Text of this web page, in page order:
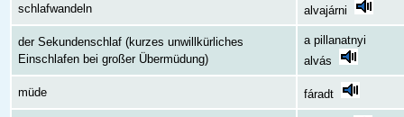
schlafwandeln alvajárni
der Sekundenschlaf (kurzes unwillkürliches
Einschlafen bei großer Übermüdung)
a pillanatnyi
alvás
müde fáradt